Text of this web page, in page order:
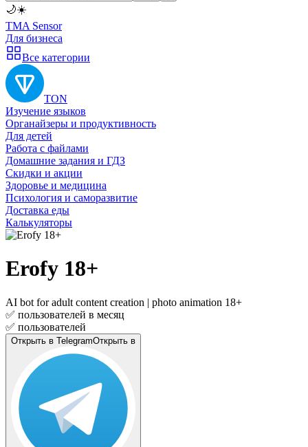
🌙☀️
TMA Sensor
Для бизнеса
Все категории
TON
Изучение языков
Органайзеры и продуктивность
Для детей
Работа с файлами
Домашние задания и ГДЗ
Скидки и акции
Здоровье и медицина
Психология и саморазвитие
Доставка еды
Калькуляторы
Erofy 18+
AI bot for adult content creation | photo animation 18+
✅ пользователей в месяц
✅ пользователей
Открыть в TelegramОткрыть в